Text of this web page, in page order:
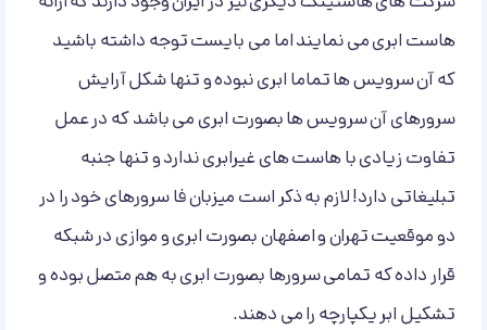
هاست ابری می نمایند اما می بایست توجه داشته باشید
که آن سرویس ها تماما ابری نبوده و تنها شکل آرایش
سرورهای آن سرویس ها بصورت ابری می باشد که در عمل
تفاوت زیادی با هاست های غیرابری ندارد و تنها جنبه
تبلیغاتی دارد! لازم به ذکر است میزبان فا سرورهای خود را در
دو موقعیت تهران و اصفهان بصورت ابری و موازی در شبکه
قرار داده که تمامی سرورها بصورت ابری به هم متصل بوده و
تشکیل ابر یکپارچه را می دهند.